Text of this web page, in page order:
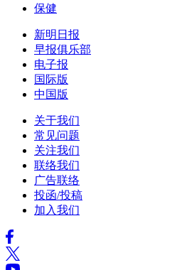
保健
新明日报
早报俱乐部
电子报
国际版
中国版
关于我们
常见问题
关注我们
联络我们
广告联络
投函/投稿
加入我们